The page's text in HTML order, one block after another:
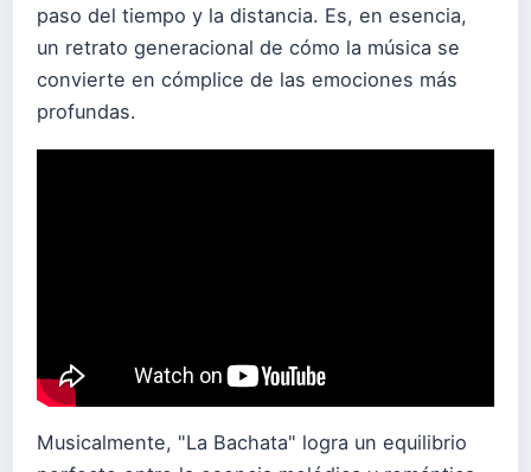
paso del tiempo y la distancia. Es, en esencia,
un retrato generacional de cómo la música se
convierte en cómplice de las emociones más
profundas.
Musicalmente, "La Bachata" logra un equilibrio